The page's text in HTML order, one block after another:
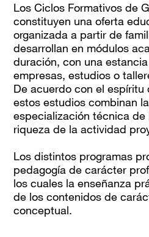
Los Ciclos Formativos de
constituyen una oferta
organizada a partir de
desarrollan en módulos
duración, con una
empresas, estudios o
De acuerdo con el espíritu
estos estudios combinan
especialización técnica de
riqueza de la actividad
Los distintos programas
pedagogía de carácter
los cuales la enseñanza
de los contenidos de
conceptual.